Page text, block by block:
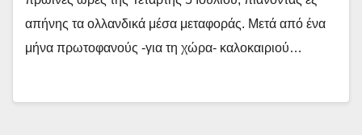
απήνης τα ολλανδικά μέσα μεταφοράς. Μετά από ένα
μήνα πρωτοφανούς -για τη χώρα- καλοκαιριού…